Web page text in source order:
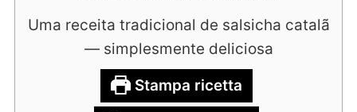
Uma receita tradicional de salsicha catalã
— simplesmente deliciosa
Stampa ricetta